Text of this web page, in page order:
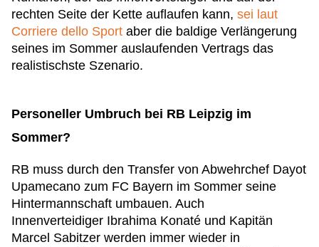
rechten Seite der Kette auflaufen kann, sei laut
Corriere dello Sport aber die baldige Verlängerung
seines im Sommer auslaufenden Vertrags das
realistischste Szenario.
Personeller Umbruch bei RB Leipzig im
Sommer?
RB muss durch den Transfer von Abwehrchef Dayot
Upamecano zum FC Bayern im Sommer seine
Hintermannschaft umbauen. Auch
Innenverteidiger Ibrahima Konaté und Kapitän
Marcel Sabitzer werden immer wieder in